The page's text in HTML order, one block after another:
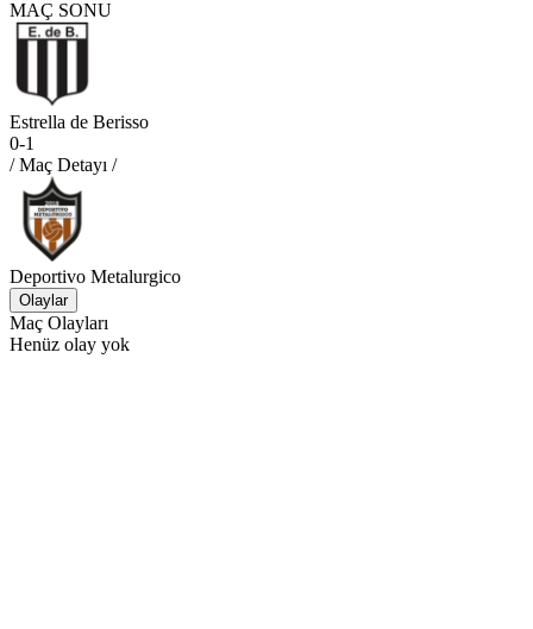
MAÇ SONU
Estrella de Berisso
0-1
/ Maç Detayı /
Deportivo Metalurgico
Olaylar
Maç Olayları
Henüz olay yok